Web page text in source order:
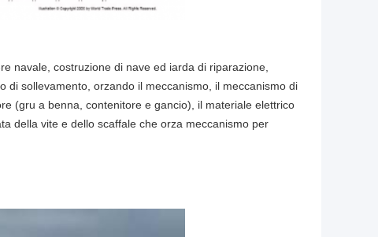
navale, costruzione di nave ed iarda di riparazione,
di sollevamento, orzando il meccanismo, il meccanismo di
(gru a benna, contenitore e gancio), il materiale elettrico
della vite e dello scaffale che orza meccanismo per